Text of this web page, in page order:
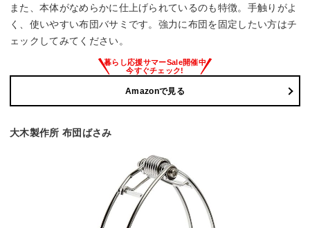
また、本体がなめらかに仕上げられているのも特徴。手触りがよ
く、使いやすい布団バサミです。強力に布団を固定したい方はチ
ェックしてみてください。
Amazonで見る
大木製作所 布団ばさみ